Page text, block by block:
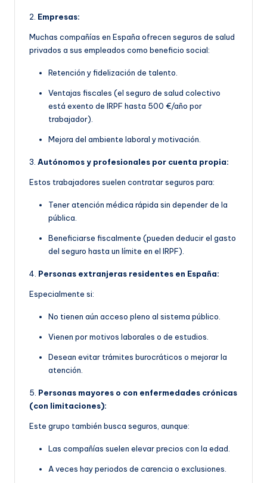
2. Empresas:
Muchas compañías en España ofrecen seguros de salud
privados a sus empleados como beneficio social:
Retención y fidelización de talento.
Ventajas fiscales (el seguro de salud colectivo
está exento de IRPF hasta 500 €/año por
trabajador).
Mejora del ambiente laboral y motivación.
3. Autónomos y profesionales por cuenta propia:
Estos trabajadores suelen contratar seguros para:
Tener atención médica rápida sin depender de la
pública.
Beneficiarse fiscalmente (pueden deducir el gasto
del seguro hasta un límite en el IRPF).
4. Personas extranjeras residentes en España:
Especialmente si:
No tienen aún acceso pleno al sistema público.
Vienen por motivos laborales o de estudios.
Desean evitar trámites burocráticos o mejorar la
atención.
5. Personas mayores o con enfermedades crónicas
(con limitaciones):
Este grupo también busca seguros, aunque:
Las compañías suelen elevar precios con la edad.
A veces hay periodos de carencia o exclusiones.